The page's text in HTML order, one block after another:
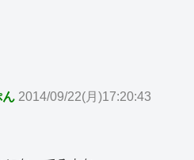
ん 2014/09/22(月)17:20:43